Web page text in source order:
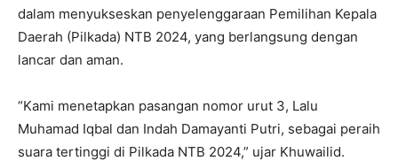
dalam menyukseskan penyelenggaraan Pemilihan Kepala
Daerah (Pilkada) NTB 2024, yang berlangsung dengan
lancar dan aman.
“Kami menetapkan pasangan nomor urut 3, Lalu
Muhamad Iqbal dan Indah Damayanti Putri, sebagai peraih
suara tertinggi di Pilkada NTB 2024,” ujar Khuwailid.